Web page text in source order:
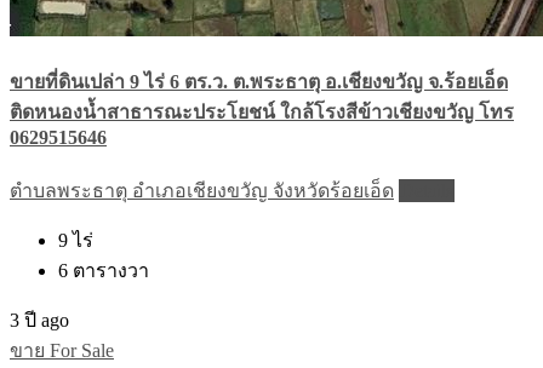
ขายที่ดินเปล่า 9 ไร่ 6 ตร.ว. ต.พระธาตุ อ.เชียงขวัญ จ.ร้อยเอ็ด
ติดหนองน้ำสาธารณะประโยชน์ ใกล้โรงสีข้าวเชียงขวัญ โทร
0629515646
ตำบลพระธาตุ อำเภอเชียงขวัญ จังหวัดร้อยเอ็ด
9ไร่
6 ตารางวา
3 ปี ago
ขาย For Sale